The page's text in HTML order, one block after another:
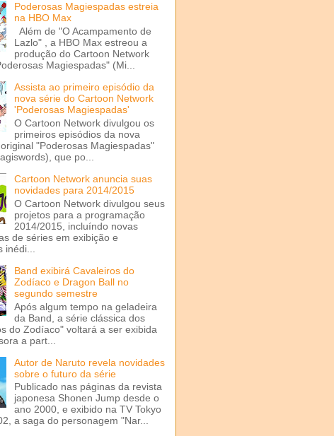
Poderosas Magiespadas estreia
na HBO Max
Além de "O Acampamento de
Lazlo" , a HBO Max estreou a
produção do Cartoon Network
Magiespadas" (Mi...
Assista ao primeiro episódio da
nova série do Cartoon Network
'Poderosas Magiespadas'
O Cartoon Network divulgou os
primeiros episódios da nova
"Poderosas Magiespadas"
que po...
Cartoon Network anuncia suas
novidades para 2014/2015
O Cartoon Network divulgou seus
projetos para a programação
2014/2015, incluíndo novas
de séries em exibição e
inédi...
Band exibirá Cavaleiros do
Zodíaco e Dragon Ball no
segundo semestre
Após algum tempo na geladeira
da Band, a série clássica dos
do Zodíaco" voltará a ser exibida
a part...
Autor de Naruto revela novidades
sobre o futuro da série
Publicado nas páginas da revista
japonesa Shonen Jump desde o
ano 2000, e exibido na TV Tokyo
a saga do personagem "Nar...